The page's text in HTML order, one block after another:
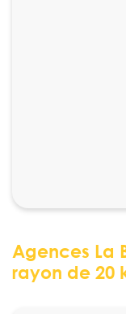
Agences La
rayon de 20